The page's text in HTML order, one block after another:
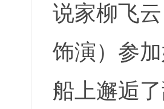
说家柳飞
饰演）参
船上邂逅